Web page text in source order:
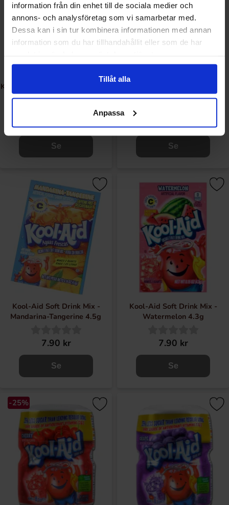
information från din enhet till de sociala medier och
annons- och analysföretag som vi samarbetar med.
Dessa kan i sin tur kombinera informationen med annan
information som du har tillhandahållit eller som de har
Tillåt alla
Anpassa
Kool-Aid Soft Drink Mix - Mixed
Berry 6.2g
7.90 kr
Se
Strawberry Lemonade 5.3g
7.90 kr
Se
Kool-Aid Soft Drink Mix -
Mandarina-Tangerine 4.5g
7.90 kr
Se
Kool-Aid Soft Drink Mix -
Watermelon 4.3g
7.90 kr
Se
-25%